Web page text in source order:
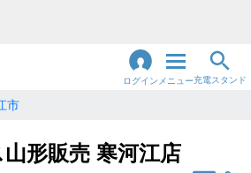
ログイン メニュー充電スタンド
住所で検索
市
形販売 寒河江店